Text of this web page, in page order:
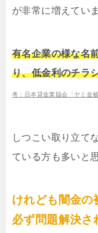
が非常に増えてい
有名企業の様な名
り、低金利のチラ
考：日本貸金業協会「ヤミ金
しつこい取り立て
ている方も多いと
けれども闇金の
必ず問題解決さ